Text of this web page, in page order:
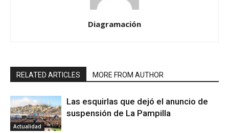
Diagramación
RELATED ARTICLES MORE FROM AUTHOR
Actualidad
Las esquirlas que dejó el anuncio de
suspensión de La Pampilla